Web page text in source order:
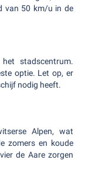
van 50 km/u in de
stadscentrum.
optie. Let op, er
nodig heeft.
Alpen, wat
zomers en koude
de Aare zorgen